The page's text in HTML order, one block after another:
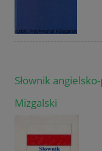
Słownik
Mizgalski